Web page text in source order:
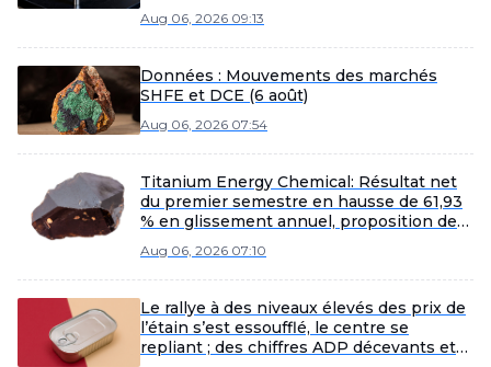
gains [SMM Flash]
Aug 06, 2026 09:13
Données : Mouvements des marchés
SHFE et DCE (6 août)
Aug 06, 2026 07:54
Titanium Energy Chemical: Résultat net
du premier semestre en hausse de 61,93
% en glissement annuel, proposition de
Aug 06, 2026 07:10
Le rallye à des niveaux élevés des prix de
l’étain s’est essoufflé, le centre se
repliant ; des chiffres ADP décevants et